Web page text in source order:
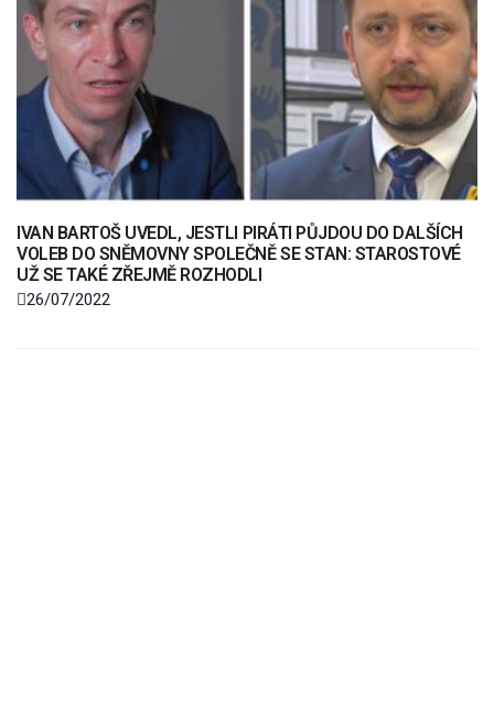
IVAN BARTOŠ UVEDL, JESTLI PIRÁTI PŮJDOU DO DALŠÍCH
VOLEB DO SNĚMOVNY SPOLEČNĚ SE STAN: STAROSTOVÉ
UŽ SE TAKÉ ZŘEJMĚ ROZHODLI
26/07/2022